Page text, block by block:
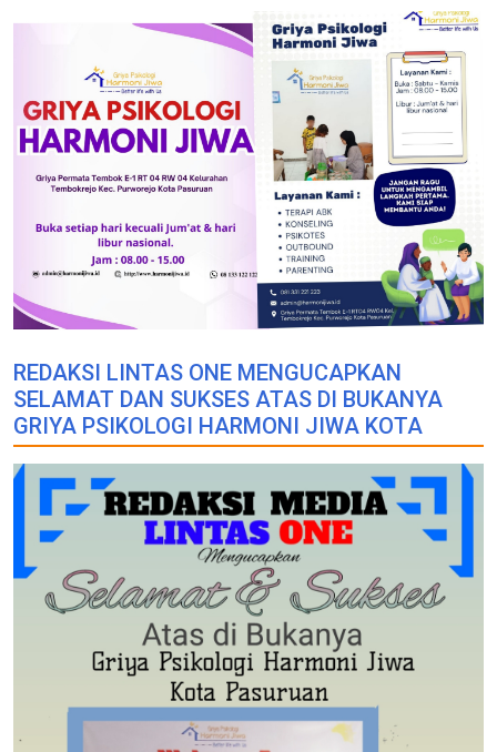
REDAKSI LINTAS ONE MENGUCAPKAN
SELAMAT DAN SUKSES ATAS DI BUKANYA
GRIYA PSIKOLOGI HARMONI JIWA KOTA